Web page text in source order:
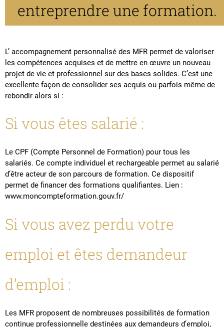
entreprendre une formation.
L’ accompagnement personnalisé des MFR permet de valoriser
les compétences acquises et de mettre en œuvre un nouveau
projet de vie et professionnel sur des bases solides. C’est une
excellente façon de consolider ses acquis ou parfois même de
rebondir alors si :
Si vous êtes salarié :
Le CPF (Compte Personnel de Formation) pour tous les
salariés. Ce compte individuel et rechargeable permet au salarié
d’être acteur de son parcours de formation. Ce dispositif
permet de financer des formations qualifiantes. Lien :
www.moncompteformation.gouv.fr/
Si vous avez perdu votre
emploi et êtes demandeur
d’emploi :
Les MFR proposent de nombreuses possibilités de formation
continue professionnelle destinées aux demandeurs d’emploi,